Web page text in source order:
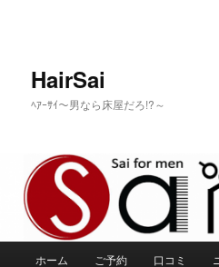
HairSai
ﾍｱｰｻｲ～男なら床屋だろ!?～
ホーム ご予約 口コミ